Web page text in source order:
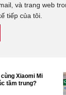
và trang web
tiếp của tôi.
Xiaomi Mi
tầm trung?